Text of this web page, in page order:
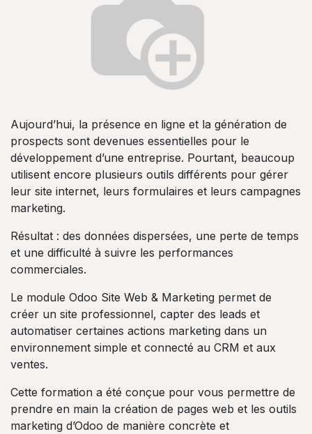
Aujourd’hui, la présence en ligne et la génération de
prospects sont devenues essentielles pour le
développement d’une entreprise. Pourtant, beaucoup
utilisent encore plusieurs outils différents pour gérer
leur site internet, leurs formulaires et leurs campagnes
marketing.
Résultat : des données dispersées, une perte de temps
et une difficulté à suivre les performances
commerciales.
Le module Odoo Site Web & Marketing permet de
créer un site professionnel, capter des leads et
automatiser certaines actions marketing dans un
environnement simple et connecté au CRM et aux
ventes.
Cette formation a été conçue pour vous permettre de
prendre en main la création de pages web et les outils
marketing d’Odoo de manière concrète et